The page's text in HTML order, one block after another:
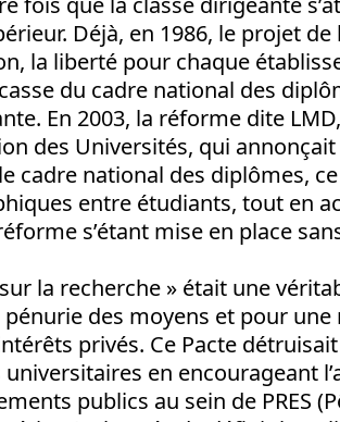
Déjà, en 1986, le projet
la liberté pour chaque
du cadre national des
En 2003, la réforme dite
des Universités, qui annonçait
cadre national des diplômes,
entre étudiants, tout en
s’étant mise en place
sur la recherche » était une
des moyens et pour
privés. Ce Pacte
en encourageant
publics au sein de PRES